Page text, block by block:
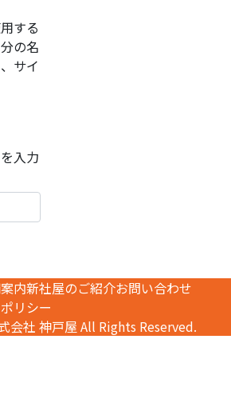
する
の名
サイ
入力
内新社屋のご紹介お問い合わせ
リシー
会社 神戸屋 All Rights Reserved.